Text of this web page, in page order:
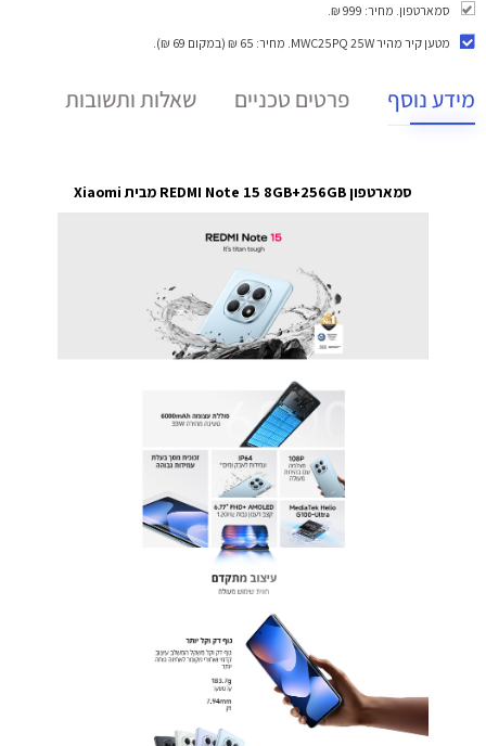
סמארטפון. מחיר: 999 ₪.
מטען קיר מהיר MWC25PQ 25W
. מחיר: 65 ₪ (במקום 69 ₪).
מידע נוסף פרטים טכניים שאלות ותשובות
סמארטפון REDMI Note 15 8GB+256GB מבית Xiaomi